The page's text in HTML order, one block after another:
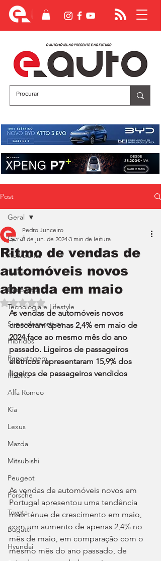
Post
Geral
Ao Volante
Teste
Desporto
Tecnologia e Lifestyle
Superdesportivos
Híbridos
Reportagem
Insólito
Alfa Romeo
Kia
Lexus
Mazda
Mitsubishi
Peugeot
Porsche
Toyota
Bugatti
Hyundai
Geral
Ritmo de vendas de
automóveis novos
abranda em maio
Pedro Junceiro
3 de jun. de 2024 3 min de leitura
Avaliado com NaN de 5 estrelas.
As vendas de automóveis novos
cresceram apenas 2,4% em maio de
2024 face ao mesmo mês do ano
passado. Ligeiros de passageiros
elétricos representaram 15,9% dos
ligeiros de passageiros vendidos
As vendas de automóveis novos em
Portugal apresentou uma tendência
mais ténue de crescimento em maio,
com um aumento de apenas 2,4% no
mês de maio, em comparação com o
mesmo mês do ano passado, de